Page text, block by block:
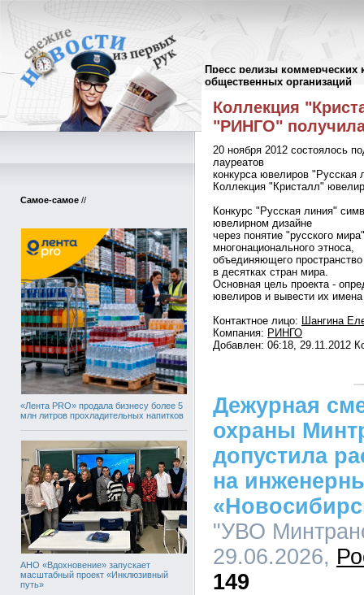
Пресс релизы коммерческих
общественных организаций
Самое-самое //
«Лента PRO» продала бизнесу более 5
млн литров прохладительных напитков
АНО «Вдохновение» запускает
масштабный проект «Инклюзивный
путь»
Пресс-релизы//
Коллекция
"РИНГО"
20 ноября 2012 состоялось
лауреатов
конкурса ювелиров "Русская
Коллекция "Кристалл"
Конкурс "Русская линия"
ювелирном дизайне
через понятие "русского
многонационального этноса,
объединяющего
в десятках стран мира.
Основная цель проекта -
ювелиров и вывести их
Контактное лицо: Шангина
Компания: РИНГО
Добавлен: 06:18, 29.11.2012
Дежурная
охраны
допустила
на
"УВО
29.06.2026,
149